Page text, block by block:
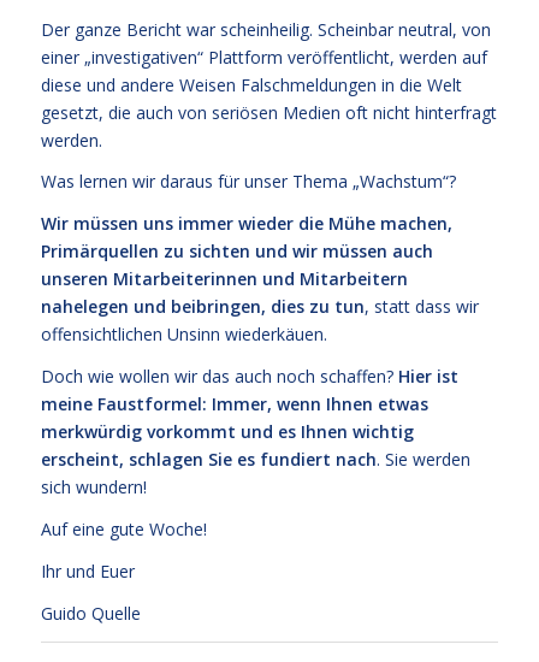
Der ganze Bericht war scheinheilig. Scheinbar neutral, von
einer „investigativen“ Plattform veröffentlicht, werden auf
diese und andere Weisen Falschmeldungen in die Welt
gesetzt, die auch von seriösen Medien oft nicht hinterfragt
werden.
Was lernen wir daraus für unser Thema „Wachstum“?
Wir müssen uns immer wieder die Mühe machen,
Primärquellen zu sichten und wir müssen auch
unseren Mitarbeiterinnen und Mitarbeitern
nahelegen und beibringen, dies zu tun, statt dass wir
offensichtlichen Unsinn wiederkäuen.
Doch wie wollen wir das auch noch schaffen? Hier ist
meine Faustformel: Immer, wenn Ihnen etwas
merkwürdig vorkommt und es Ihnen wichtig
erscheint, schlagen Sie es fundiert nach. Sie werden
sich wundern!
Auf eine gute Woche!
Ihr und Euer
Guido Quelle